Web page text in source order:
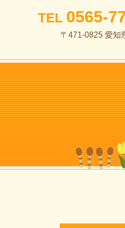
TEL 0565-
〒471-0825 愛知